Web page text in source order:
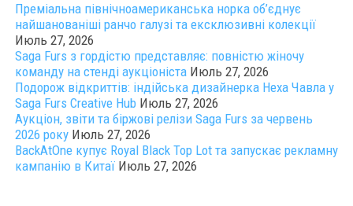
Преміальна північноамериканська норка об’єднує
найшанованіші ранчо галузі та ексклюзивні колекції
Июль 27, 2026
Saga Furs з гордістю представляє: повністю жіночу
команду на стенді аукціоніста Июль 27, 2026
Подорож відкриттів: індійська дизайнерка Неха Чавла у
Saga Furs Creative Hub Июль 27, 2026
Аукціон, звіти та біржові релізи Saga Furs за червень
2026 року Июль 27, 2026
BackAtOne купує Royal Black Top Lot та запускає рекламну
кампанію в Китаї Июль 27, 2026